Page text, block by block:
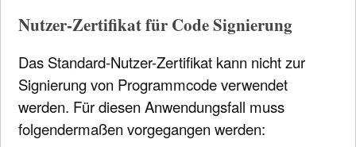
Nutzer-Zertifikat für Code Signierung
Das Standard-Nutzer-Zertifikat kann nicht zur
Signierung von Programmcode verwendet
werden. Für diesen Anwendungsfall muss
folgendermaßen vorgegangen werden: